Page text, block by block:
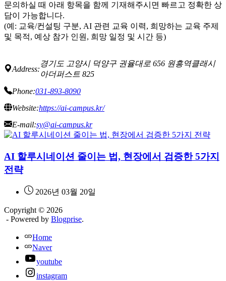
문의하실 때 아래 항목을 함께 기재해주시면 빠르고 정확한 상
담이 가능합니다.
(예: 교육/컨설팅 구분, AI 관련 교육 이력, 희망하는 교육 주제
및 목적, 예상 참가 인원, 희망 일정 및 시간 등)
Address:
경기도 고양시 덕양구 권율대로 656 원흥역클래시
아더퍼스트 825
Phone:031-893-8090
Website:https://ai-campus.kr/
E-mail:sy@ai-campus.kr
AI 할루시네이션 줄이는 법, 현장에서 검증한 5가지
전략
2026년 03월 20일
Copyright © 2026
- Powered by Blogprise.
Home
Naver
youtube
instagram